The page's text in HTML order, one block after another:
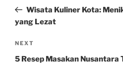
PostWisata Kuliner Kota:
yang Lezat
Next
Post
NEXT
5 Resep Masakan Nusantara